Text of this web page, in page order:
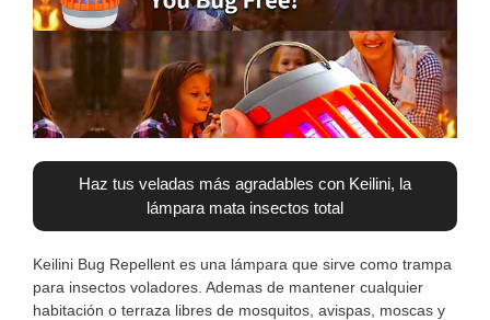
Haz tus veladas más agradables con Keilini, la
lámpara mata insectos total
Keilini Bug Repellent es una lámpara que sirve como trampa
para insectos voladores. Ademas de mantener cualquier
habitación o terraza libres de mosquitos, avispas, moscas y